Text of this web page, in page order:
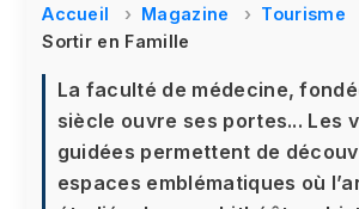
Accueil Magazine
Tourisme
Sortir en Famille
La faculté de médecine,
siècle ouvre ses portes... Les
guidées permettent de
espaces emblématiques où